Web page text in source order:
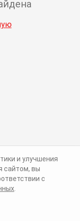
и улучшения
сайтом, вы
с